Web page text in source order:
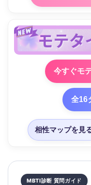
今すぐモ
全16
相性マップを見
MBTI診断 質問ガイド